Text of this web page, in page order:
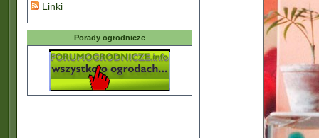
Linki
Porady ogrodnicze